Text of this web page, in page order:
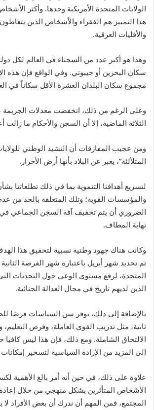
الولايات المتحدة الأمريكية وحدها. وأكثر
هذا التمييز هم الفقراء والأشخاص الذين
والأقليات العرقية.
وهذا هو أكبر عدد من السجناء في العالم لكل
سكان البحرين أو جيبوتي. وفي الواقع فإن هذه
مجموع سكان البلدان العشرة الأقل سكاناً في
وعلى الرغم من ذلك، انخفضت معدلات الجريمة
الثلاثة الماضية، إلا أن السجن والأحكام ما
ومن عجيب المفارقات أن النشيد الوطني
المتلألئة”، يعبر عن البلاد بأنها أرض الأحرار.
لتسريع أهدافنا التنموية بما في ذلك تطلعاتنا
والمؤسسات القوية؛ وتلك المتعلقة بالحد من
الضروري أن يتم تخفيف آفة السجن الجماعي في
نهاية المطاف.
تم تحديد شهر أبريل باعتباره شهر الفرصة
المتحدة، لرفع مستوى الوعي حول التحديات التي
الذين لديهم تاريخ في مجال العدالة الجنائية.
بالإضافة إلى ذلك، يوفر سن السياسات فرصًا
ثانية، مثل تدريب القوى العاملة، وفرص
الالتحاق الشاملة. ومع ذلك، فإن هذا ليس
إلى المزيد من الإرادة السياسية لتسخير
علاوة على ذلك، في حين أنه أمر بالغ الأهمية
الأشخاص المتأثرين بشكل منهجي من خلال
المجتمع، فمن المهم أن ندرك أن بعض الأفراد